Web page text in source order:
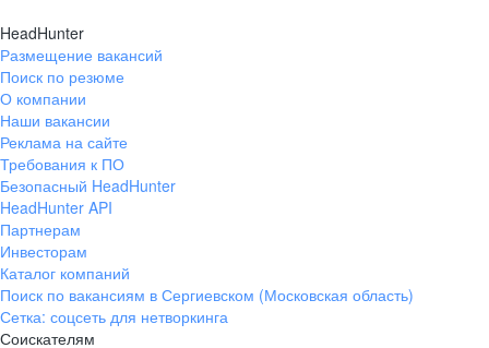
HeadHunter
Размещение вакансий
Поиск по резюме
О компании
Наши вакансии
Реклама на сайте
Требования к ПО
Безопасный HeadHunter
HeadHunter API
Партнерам
Инвесторам
Каталог компаний
Поиск по вакансиям в Сергиевском (Московская область)
Сетка: соцсеть для нетворкинга
Соискателям